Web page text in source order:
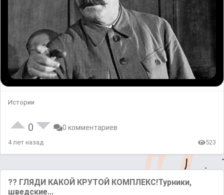
Истории
0 0 комментариев
4 лет назад 523
?? ГЛЯДИ КАКОЙ КРУТОЙ КОМПЛЕКС!Турники,
шведские...